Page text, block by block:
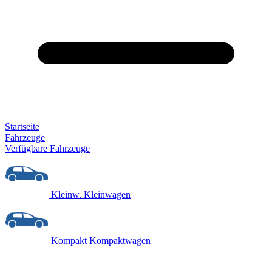
Startseite
Fahrzeuge
Verfügbare Fahrzeuge
Kleinw. Kleinwagen
Kompakt Kompaktwagen